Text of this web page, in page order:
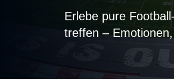
Erlebe pure
treffen –